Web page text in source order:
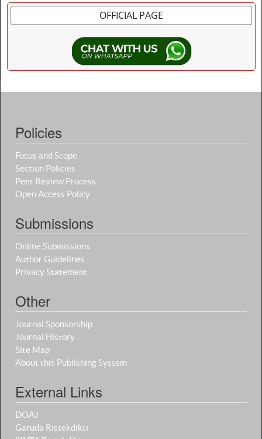
OFFICIAL PAGE
Policies
Focus and Scope
Section Policies
Peer Review Process
Open Access Policy
Submissions
Online Submissions
Author Guidelines
Privacy Statement
Other
Journal Sponsorship
Journal History
Site Map
About this Publishing System
External Links
DOAJ
Garuda Ristekdikti